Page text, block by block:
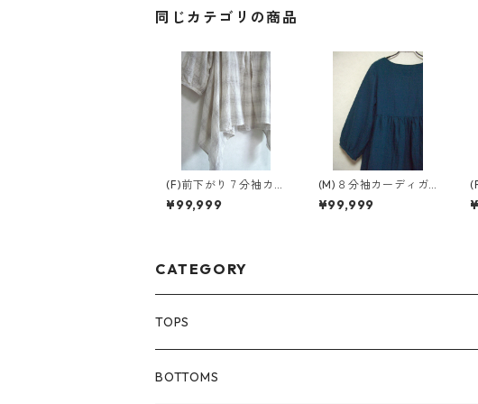
同じカテゴリの商品
(F)前下がり７分袖カー
ディガン
¥99,999
(M)８分袖カーディガ
ン
¥99,999
CATEGORY
TOPS
80size
BOTTOMS